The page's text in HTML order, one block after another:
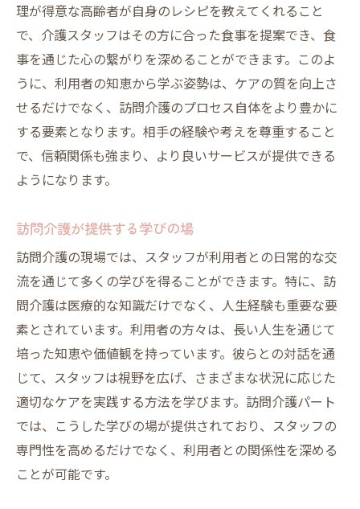
理が得意な高齢者が自身のレシピを教えてくれること
で、介護スタッフはその方に合った食事を提案でき、食
事を通じた心の繋がりを深めることができます。このよ
うに、利用者の知恵から学ぶ姿勢は、ケアの質を向上さ
せるだけでなく、訪問介護のプロセス自体をより豊かに
する要素となります。相手の経験や考えを尊重すること
で、信頼関係も強まり、より良いサービスが提供できる
ようになります。
訪問介護が提供する学びの場
訪問介護の現場では、スタッフが利用者との日常的な交
流を通じて多くの学びを得ることができます。特に、訪
問介護は医療的な知識だけでなく、人生経験も重要な要
素とされています。利用者の方々は、長い人生を通じて
培った知恵や価値観を持っています。彼らとの対話を通
じて、スタッフは視野を広げ、さまざまな状況に応じた
適切なケアを実践する方法を学びます。訪問介護パート
では、こうした学びの場が提供されており、スタッフの
専門性を高めるだけでなく、利用者との関係性を深める
ことが可能です。